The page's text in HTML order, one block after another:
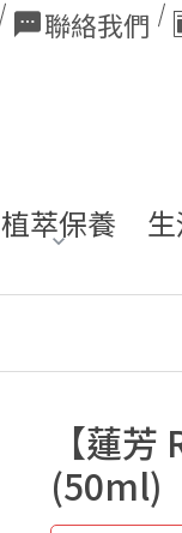
聯絡我們
植萃保養
【蓮
(50ml)